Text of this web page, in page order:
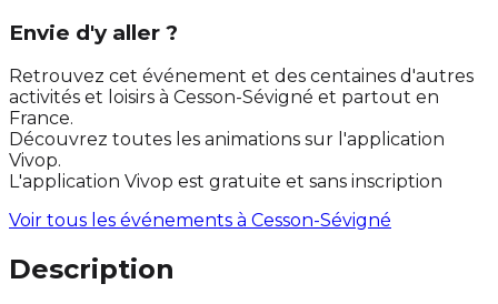
Envie d'y aller ?
Retrouvez cet événement et des centaines d'autres
activités et loisirs à Cesson-Sévigné et partout en
France.
Découvrez toutes les animations sur l'application
Vivop.
L'application Vivop est gratuite et sans inscription
Voir tous les événements à Cesson-Sévigné
Description